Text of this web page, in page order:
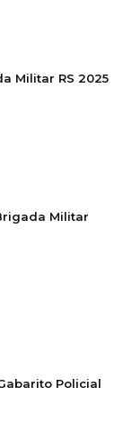
Militar RS 2025
Militar
Policial